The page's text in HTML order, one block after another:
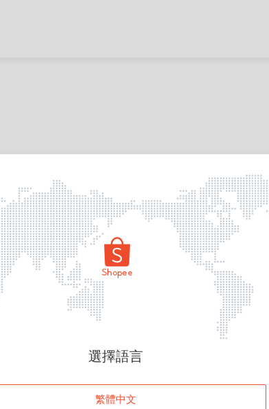
頁面無法顯示
登入
選擇語言
繁體中文